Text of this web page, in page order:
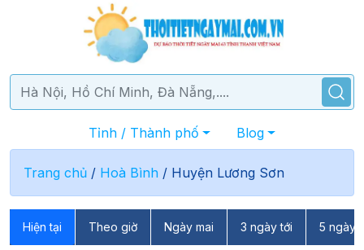
Tỉnh / Thành phố Blog
Trang chủ / Hoà Bình / Huyện Lương Sơn
Hiện tại Theo giờ Ngày mai 3 ngày tới 5 ngày